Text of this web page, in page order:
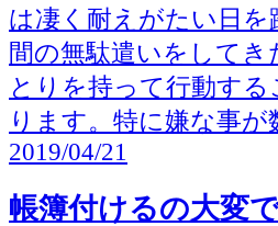
は凄く耐えがたい日
間の無駄遣いをして
とりを持って行動す
ります。特に嫌な事
2019/04/21
帳簿付けるの大変